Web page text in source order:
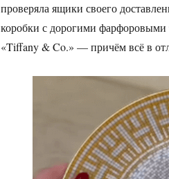
проверяла ящики своего
коробки с дорогими фарфоровыми
«Tiffany & Co.» — причём всё в